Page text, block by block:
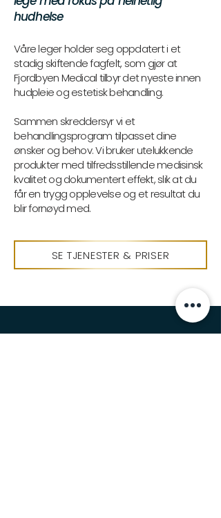
hudhelse
Våre leger holder seg oppdatert i et
stadig skiftende fagfelt, som gjør at
Fjordbyen Medical tilbyr det nyeste innen
hudpleie og estetisk behandling.
Sammen skreddersyr vi et
behandlingsprogram tilpasset dine
ønsker og behov. Vi bruker utelukkende
produkter med tilfredsstillende medisinsk
kvalitet og dokumentert effekt, slik at du
får en trygg opplevelse og et resultat du
blir fornøyd med.
SE TJENESTER & PRISER
Fjordbyen Medical har en absolutt 18-